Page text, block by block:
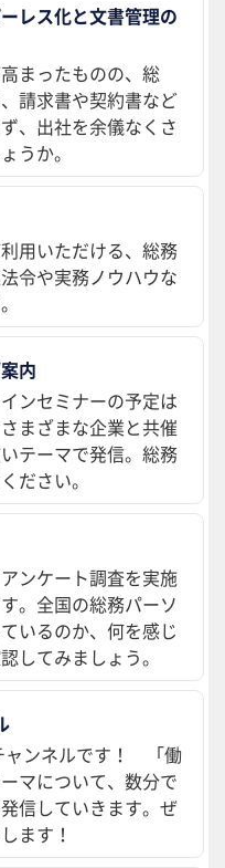
レス化と文書管理の
まったものの、総
請求書や契約書など
、出社を余儀なくさ
うか。
用いただける、総務
令や実務ノウハウな
内
ンセミナーの予定は
まざまな企業と共催
テーマで発信。総務
ださい。
ンケート調査を実施
。全国の総務パーソ
いるのか、何を感じ
してみましょう。
ャンネルです！ 「働
マについて、数分で
信していきます。ぜ
ます！